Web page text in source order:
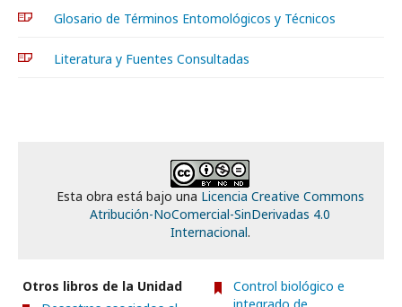
Glosario de Términos Entomológicos y Técnicos
Literatura y Fuentes Consultadas
Esta obra está bajo una Licencia Creative Commons
Atribución-NoComercial-SinDerivadas 4.0
Internacional.
Otros libros de la Unidad
Control biológico e